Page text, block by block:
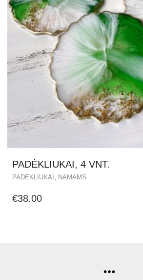
PADĖKLIUKAI, 4 VNT.
PADĖKLIUKAI , NAMAMS
€38.00